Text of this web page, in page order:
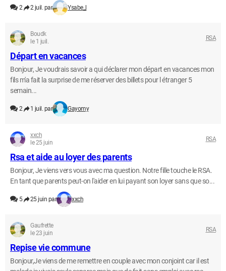
2 2 juil. par Ysabe_l
Boudk
le 1 juil.
RSA
Départ en vacances
Bonjour, Je voudrais savoir a qui déclarer mon départ en vacances mon
fils m'a fait la surprise de me réserver des billets pour l étranger 5
semain...
2 1 juil. par Gayomy
xxch
le 25 juin
RSA
Rsa et aide au loyer des parents
Bonjour, Je viens vers vous avec ma question. Notre fille touche le RSA.
En tant que parents peut-on l'aider en lui payant son loyer sans que so...
5 25 juin par xxch
Gaufrette
le 23 juin
RSA
Repise vie commune
Bonjour,Je viens de me remettre en couple avec mon conjoint car il est